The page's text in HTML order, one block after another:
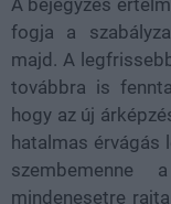
A bejegyzés
fogja a
majd. A
továbbra is
hogy az új
hatalmas érvágás
mindenesetre